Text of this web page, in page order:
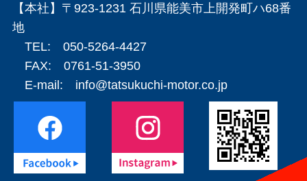
【本社】〒923-1231 石川県能美市上開発町ハ68番
地
TEL: 050-5264-4427
FAX: 0761-51-3950
E-mail: info@tatsukuchi-motor.co.jp